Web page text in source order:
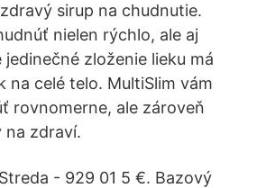
sirup na chudnutie.
nielen rýchlo, ale aj
zloženie lieku má
na celé telo. MultiSlim vám
rovnomerne, ale zároveň
na zdraví.
- 929 01 5 €. Bazový